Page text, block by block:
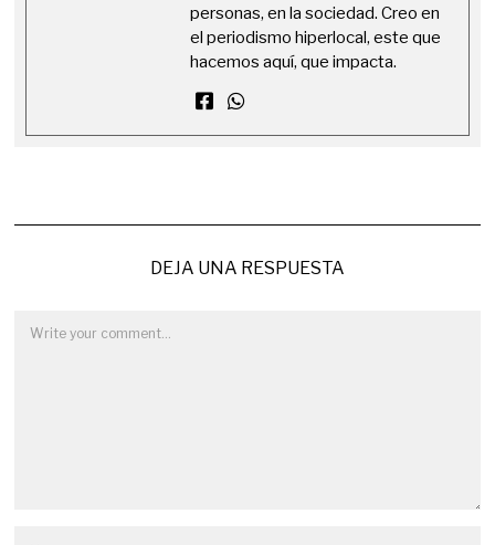
personas, en la sociedad. Creo en
el periodismo hiperlocal, este que
hacemos aquí, que impacta.
DEJA UNA RESPUESTA